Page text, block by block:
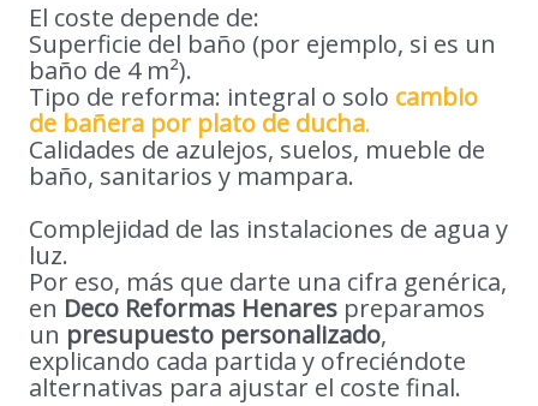
El coste depende de:
Superficie del baño (por ejemplo, si es un
baño de 4 m²).
Tipo de reforma: integral o solo cambio
de bañera por plato de ducha.
Calidades de azulejos, suelos, mueble de
baño, sanitarios y mampara.
Complejidad de las instalaciones de agua y
luz.
Por eso, más que darte una cifra genérica,
en Deco Reformas Henares preparamos
un presupuesto personalizado,
explicando cada partida y ofreciéndote
alternativas para ajustar el coste final.